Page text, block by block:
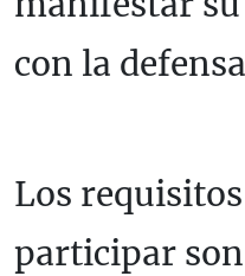
con la
Los
participar